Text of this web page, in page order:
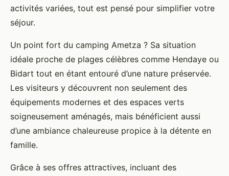
activités variées, tout est pensé pour simplifier votre
séjour.
Un point fort du camping Ametza ? Sa situation
idéale proche de plages célèbres comme Hendaye ou
Bidart tout en étant entouré d’une nature préservée.
Les visiteurs y découvrent non seulement des
équipements modernes et des espaces verts
soigneusement aménagés, mais bénéficient aussi
d’une ambiance chaleureuse propice à la détente en
famille.
Grâce à ses offres attractives, incluant des